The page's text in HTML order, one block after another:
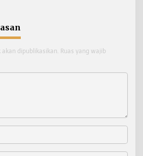
dipublikasikan. Ruas yang wajib